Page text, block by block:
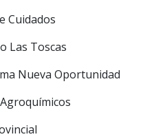
Cuidados
Las Toscas
Nueva Oportunidad